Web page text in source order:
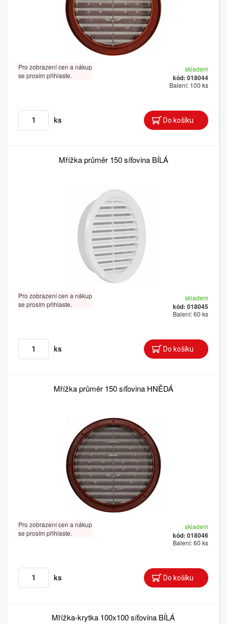
Pro zobrazení cen a nákup
se prosím přihlaste.
skladem
kód: 018044
Balení: 100 ks
ks
Mřížka průměr 150 síťovina BÍLÁ
Pro zobrazení cen a nákup
se prosím přihlaste.
skladem
kód: 018045
Balení: 60 ks
ks
Mřížka průměr 150 síťovina HNĚDÁ
Pro zobrazení cen a nákup
se prosím přihlaste.
skladem
kód: 018046
Balení: 60 ks
ks
Mřížka-krytka 100x100 síťovina BÍLÁ